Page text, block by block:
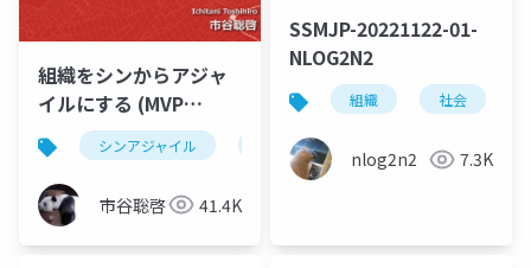
組織をシンからアジャ
イルにする (MVP
Edition)シンアジャイル
市谷聡啓 41.4K
SSMJP-20221122-01-
NLOG2N2
組織 社会
nlog2n2 7.3K